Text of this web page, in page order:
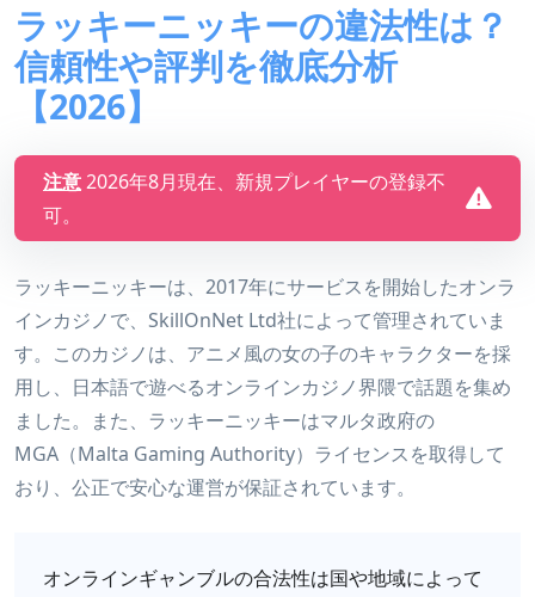
ラッキーニッキーの違法性は？
信頼性や評判を徹底分析
【2026】
注意2026年8月現在、新規プレイヤーの登録不
可。
ラッキーニッキーは、2017年にサービスを開始したオンラ
インカジノで、SkillOnNet Ltd社によって管理されていま
す。このカジノは、アニメ風の女の子のキャラクターを採
用し、日本語で遊べるオンラインカジノ界隈で話題を集め
ました。また、ラッキーニッキーはマルタ政府の
MGA（Malta Gaming Authority）ライセンスを取得して
おり、公正で安心な運営が保証されています。
オンラインギャンブルの合法性は国や地域によって